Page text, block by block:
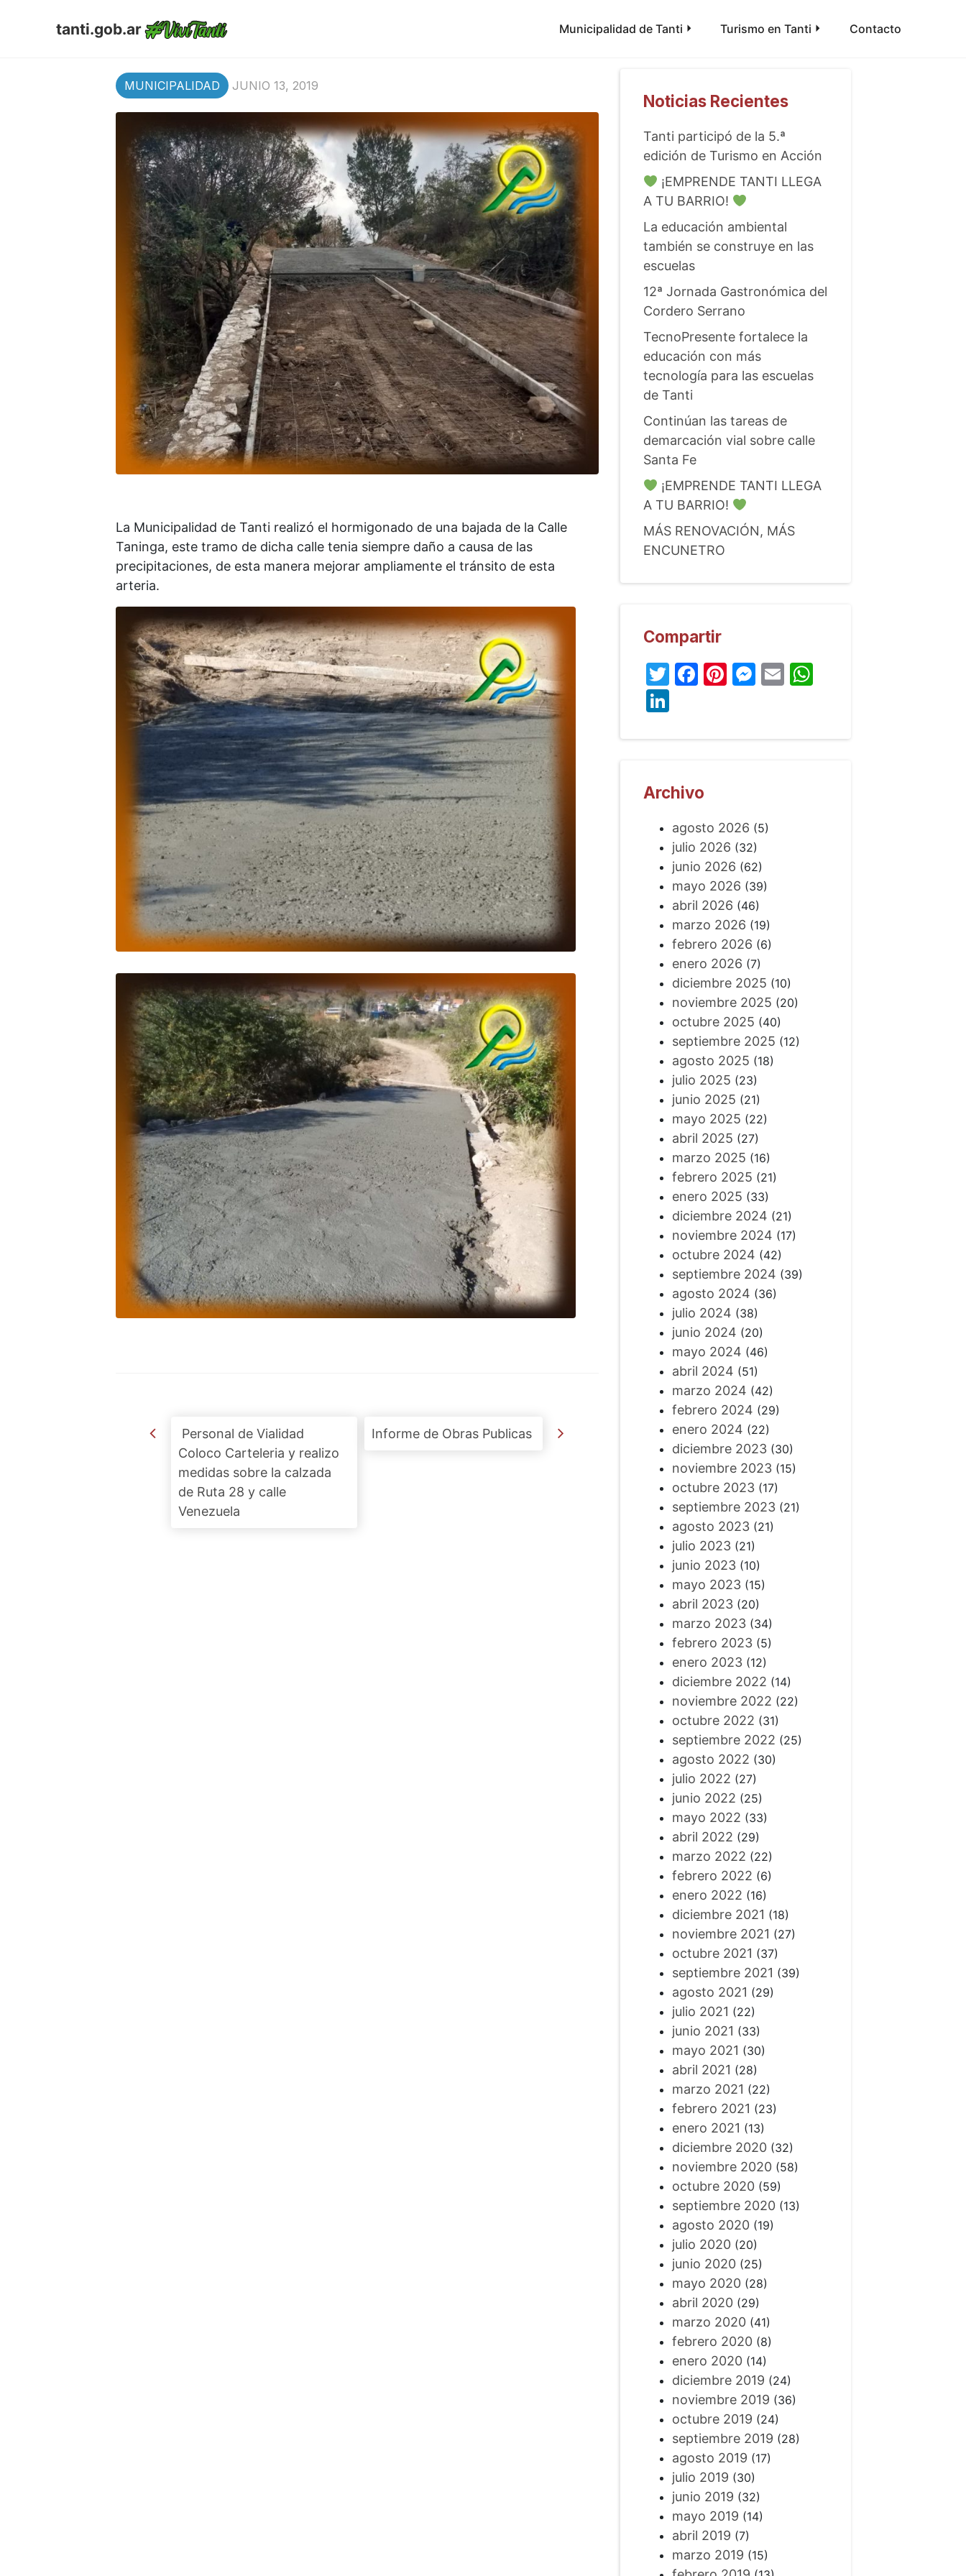
tanti.gob.ar Municipalidad de Tanti Turismo en Tanti Contacto
MUNICIPALIDAD JUNIO 13, 2019
La Municipalidad de Tanti realizó el hormigonado de una bajada de la Calle
Taninga, este tramo de dicha calle tenia siempre daño a causa de las
precipitaciones, de esta manera mejorar ampliamente el tránsito de esta
arteria.
Post navigation
Personal de Vialidad
Coloco Carteleria y realizo
medidas sobre la calzada
de Ruta 28 y calle
Venezuela
Informe de Obras Publicas
Noticias Recientes
Tanti participó de la 5.ª
edición de Turismo en Acción
¡EMPRENDE TANTI LLEGA
A TU BARRIO!
La educación ambiental
también se construye en las
escuelas
12ª Jornada Gastronómica del
Cordero Serrano
TecnoPresente fortalece la
educación con más
tecnología para las escuelas
de Tanti
Continúan las tareas de
demarcación vial sobre calle
Santa Fe
¡EMPRENDE TANTI LLEGA
A TU BARRIO!
MÁS RENOVACIÓN, MÁS
ENCUNETRO
Compartir
Twitter
Facebook
Pinterest
Messenger
EmailWhatsApp
LinkedIn
Archivo
agosto 2026 (5)
julio 2026 (32)
junio 2026 (62)
mayo 2026 (39)
abril 2026 (46)
marzo 2026 (19)
febrero 2026 (6)
enero 2026 (7)
diciembre 2025 (10)
noviembre 2025 (20)
octubre 2025 (40)
septiembre 2025 (12)
agosto 2025 (18)
julio 2025 (23)
junio 2025 (21)
mayo 2025 (22)
abril 2025 (27)
marzo 2025 (16)
febrero 2025 (21)
enero 2025 (33)
diciembre 2024 (21)
noviembre 2024 (17)
octubre 2024 (42)
septiembre 2024 (39)
agosto 2024 (36)
julio 2024 (38)
junio 2024 (20)
mayo 2024 (46)
abril 2024 (51)
marzo 2024 (42)
febrero 2024 (29)
enero 2024 (22)
diciembre 2023(30)
noviembre 2023(15)
octubre 2023(17)
septiembre 2023(21)
agosto 2023(21)
julio 2023(21)
junio 2023(10)
mayo 2023(15)
abril 2023(20)
marzo 2023(34)
febrero 2023(5)
enero 2023(12)
diciembre 2022 (14)
noviembre 2022 (22)
octubre 2022 (31)
septiembre 2022 (25)
agosto 2022 (30)
julio 2022 (27)
junio 2022 (25)
mayo 2022 (33)
abril 2022 (29)
marzo 2022 (22)
febrero 2022 (6)
enero 2022 (16)
diciembre 2021 (18)
noviembre 2021 (27)
octubre 2021 (37)
septiembre 2021 (39)
agosto 2021 (29)
julio 2021 (22)
junio 2021 (33)
mayo 2021 (30)
abril 2021 (28)
marzo 2021 (22)
febrero 2021 (23)
enero 2021 (13)
diciembre 2020(32)
noviembre 2020(58)
octubre 2020(59)
septiembre 2020(13)
agosto 2020(19)
julio 2020(20)
junio 2020(25)
mayo 2020(28)
abril 2020(29)
marzo 2020(41)
febrero 2020(8)
enero 2020(14)
diciembre 2019 (24)
noviembre 2019 (36)
octubre 2019 (24)
septiembre 2019 (28)
agosto 2019 (17)
julio 2019 (30)
junio 2019 (32)
mayo 2019 (14)
abril 2019 (7)
marzo 2019 (15)